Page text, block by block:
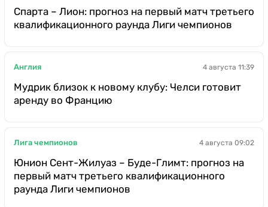
Спарта – Лион: прогноз на первый матч третьего
квалификационного раунда Лиги чемпионов
Англия 4 августа 11:39
Мудрик близок к новому клубу: Челси готовит
аренду во Францию
Лига чемпионов 4 августа 09:02
Юнион Сент-Жилуаз – Буде-Глимт: прогноз на
первый матч третьего квалификационного
раунда Лиги чемпионов